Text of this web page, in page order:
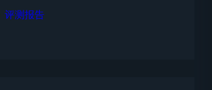
评测报告